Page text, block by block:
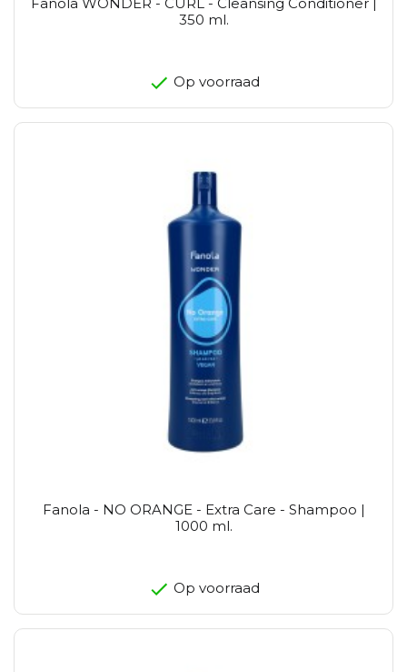
350 ml.
Op voorraad
Fanola - NO ORANGE - Extra Care - Shampoo |
1000 ml.
Op voorraad